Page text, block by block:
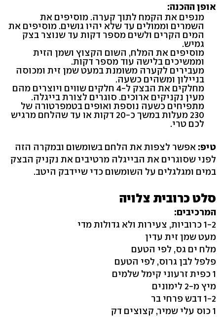
אופן ההכנה:
מנפים את הקמח לתוך קערה. מוסיפים את
השמרים וממולים עד שלא יהיו גושים. מוסיפים את
המים הקרים ולשים מספר דקות עד שנוצר בצק
גמיש.
מוסיפים את המלח, השום הקצוץ ושמן הזית
וממשיכים בלישה עוד מספר דקות.
מעבירים לקערה משומנת במעט שמן זית ומכוסה
בניילון ומשהים כשעה.
מחלקים את הבצק ל-4 חלקים שווים ויוצרים מהם
מעין נקניקים ארוכים. סוגרים לצורת בייגלה.
מתפיחים כשעה נוספת ואופים בטמפרטורה של
230 מעלות במשך כ-20 דקות או עד שהלחם מרגיש
לכם טרי.
טיפ: אפשר לצפות את הלחם בשומשום ובמקרה הזה
לפני שסוגרים את הבייגלה מרטיבים את נקניק הבצק
במים ומגלגלים על השומשום כדי שיידבק היטב.
סלט כרובית צלויה
המרכיבים:
1-2 כרוביות, צעירות ולא גדולות מדי
מעט שמן זית עדין
מלח ים גס, לפי הטעם
פלפל לבן גרוס, לפי הטעם
1 כפית זרעוני קימל שלמים
מיץ מ-2 לימונים
1-2 דבש פרחי בר
1 כוס עלי שמיר, קצוצים דק